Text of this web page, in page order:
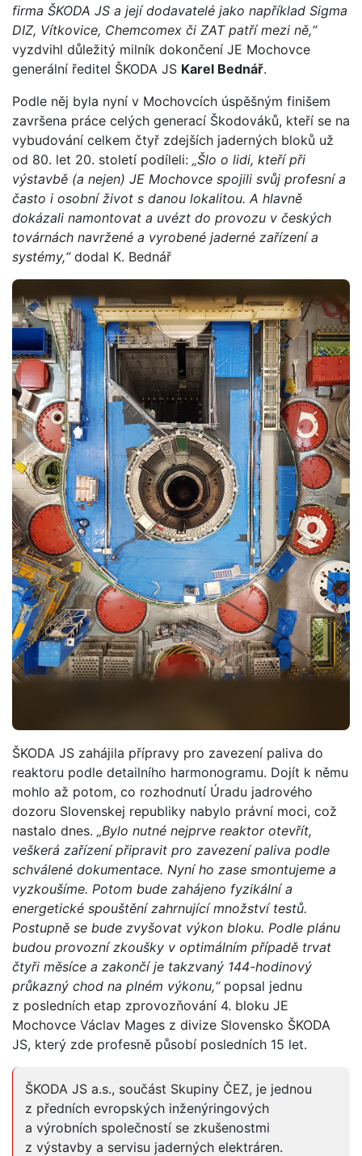
firma ŠKODA JS a její dodavatelé jako například Sigma
DIZ, Vítkovice, Chemcomex či ZAT patří mezi ně,“
vyzdvihl důležitý milník dokončení JE Mochovce
generální ředitel ŠKODA JS Karel Bednář.
Podle něj byla nyní v Mochovcích úspěšným finišem
završena práce celých generací Škodováků, kteří se na
vybudování celkem čtyř zdejších jaderných bloků už
od 80. let 20. století podíleli: „Šlo o lidi, kteří při
výstavbě (a nejen) JE Mochovce spojili svůj profesní a
často i osobní život s danou lokalitou. A hlavně
dokázali namontovat a uvézt do provozu v českých
továrnách navržené a vyrobené jaderné zařízení a
systémy,“dodal K. Bednář
ŠKODA JS zahájila přípravy pro zavezení paliva do
reaktoru podle detailního harmonogramu. Dojít k němu
mohlo až potom, co rozhodnutí Úradu jadrového
dozoru Slovenskej republiky nabylo právní moci, což
nastalo dnes. „Bylo nutné nejprve reaktor otevřít,
veškerá zařízení připravit pro zavezení paliva podle
schválené dokumentace. Nyní ho zase smontujeme a
vyzkoušíme. Potom bude zahájeno fyzikální a
energetické spouštění zahrnující množství testů.
Postupně se bude zvyšovat výkon bloku. Podle plánu
budou provozní zkoušky v optimálním případě trvat
čtyři měsíce a zakončí je takzvaný 144-hodinový
průkazný chod na plném výkonu,“ popsal jednu
z posledních etap zprovozňování 4. bloku JE
Mochovce Václav Mages z divize Slovensko ŠKODA
JS, který zde profesně působí posledních 15 let.
ŠKODA JS a.s., součást Skupiny ČEZ, je jednou
z předních evropských inženýringových
a výrobních společností se zkušenostmi
z výstavby a servisu jaderných elektráren.